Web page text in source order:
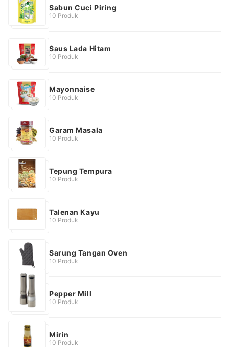
Sabun Cuci Piring
10 Produk
Saus Lada Hitam
10 Produk
Mayonnaise
10 Produk
Garam Masala
10 Produk
Tepung Tempura
10 Produk
Talenan Kayu
10 Produk
Sarung Tangan Oven
10 Produk
Pepper Mill
10 Produk
Mirin
10 Produk